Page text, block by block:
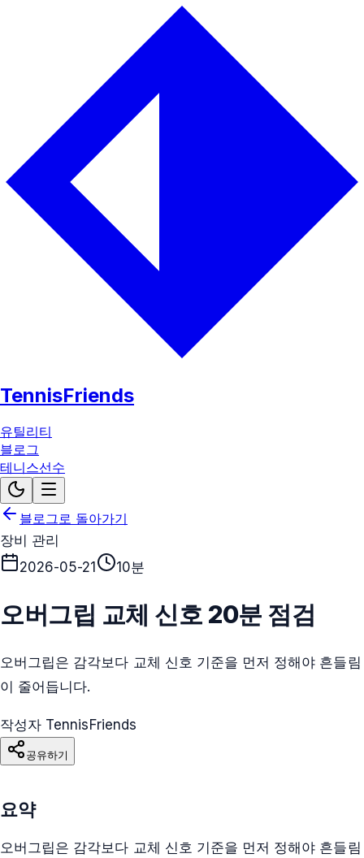
TennisFriends
유틸리티
블로그
테니스선수
블로그로 돌아가기
장비 관리
2026-05-21
10분
오버그립 교체 신호 20분 점검
오버그립은 감각보다 교체 신호 기준을 먼저 정해야 흔들림
이 줄어듭니다.
작성자 TennisFriends
공유하기
요약
오버그립은 감각보다 교체 신호 기준을 먼저 정해야 흔들림